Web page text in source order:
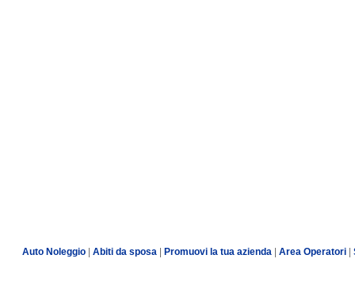
Auto Noleggio Abiti da sposa Promuovi la tua azienda Area Operatori